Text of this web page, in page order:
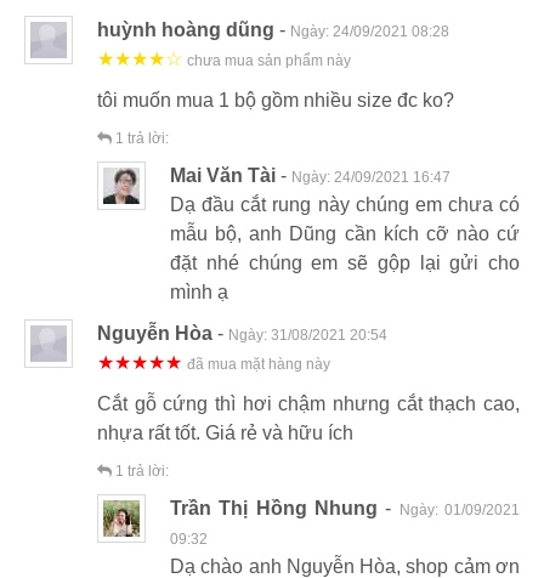
huỳnh hoàng dũng - Ngày: 24/09/2021 08:28
★★★★☆ chưa mua sản phẩm này
tôi muốn mua 1 bộ gồm nhiều size đc ko?
1 trả lời:
Mai Văn Tài - Ngày: 24/09/2021 16:47
Dạ đầu cắt rung này chúng em chưa có
mẫu bộ, anh Dũng cần kích cỡ nào cứ
đặt nhé chúng em sẽ gộp lại gửi cho
mình ạ
Nguyễn Hòa - Ngày: 31/08/2021 20:54
★★★★★ đã mua mặt hàng này
Cắt gỗ cứng thì hơi chậm nhưng cắt thạch cao,
nhựa rất tốt. Giá rẻ và hữu ích
1 trả lời:
Trần Thị Hồng Nhung - Ngày:01/09/2021
09:32
Dạ chào anh Nguyễn Hòa, shop cảm ơn